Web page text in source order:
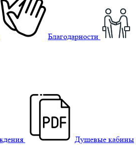
Благодарности
Душевые кабины